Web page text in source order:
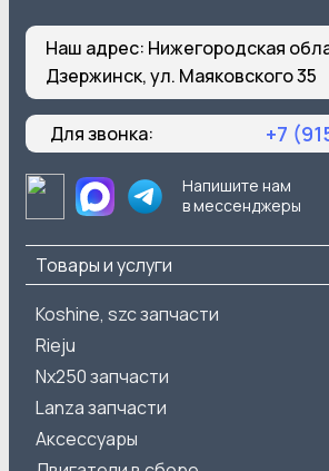
Наш адрес: Нижегородская
Дзержинск, ул. Маяковского 35
Для звонка: +7
Напишите нам
в мессенджеры
Товары и услуги
Koshine, szc запчасти
Rieju
Nx250 запчасти
Lanza запчасти
Аксессуары